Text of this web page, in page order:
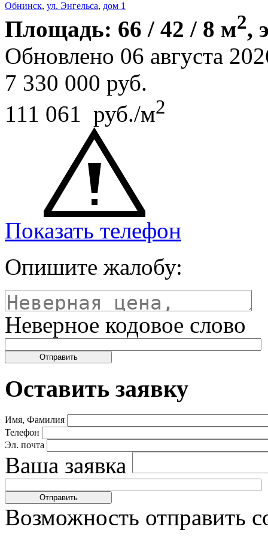
Обнинск, ул. Энгельса, дом 1
Площадь: 66 / 42 / 8 м2,
Обновлено 06 августа
7 330 000 руб.
111 061 руб./м2
Показать телефон
Опишите жалобу:
Неверное кодовое слово
Оставить заявку
Имя, Фамилия
Телефон
Эл. почта
Ваша заявка
Возможность отправить